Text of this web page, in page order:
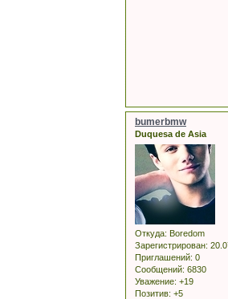
bumerbmw
Duquesa de Asia
Откуда: Boredom
Зарегистрирован:
Приглашений: 0
Сообщений: 6830
Уважение: +19
Позитив: +5